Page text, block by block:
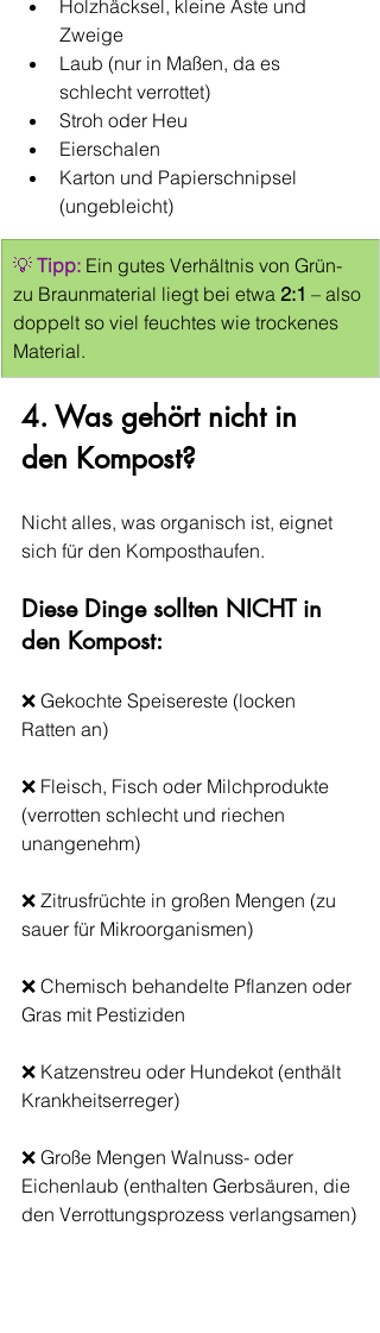
Holzhäcksel, kleine Äste und
Zweige
Laub (nur in Maßen, da es
schlecht verrottet)
Stroh oder Heu
Eierschalen
Karton und Papierschnipsel
(ungebleicht)
💡 Tipp: Ein gutes Verhältnis von Grün-
zu Braunmaterial liegt bei etwa 2:1 – also
doppelt so viel feuchtes wie trockenes
Material.
4. Was gehört nicht in
den Kompost?
Nicht alles, was organisch ist, eignet
sich für den Komposthaufen.
Diese Dinge sollten NICHT in
den Kompost:
❌ Gekochte Speisereste (locken
Ratten an)
❌ Fleisch, Fisch oder Milchprodukte
(verrotten schlecht und riechen
unangenehm)
❌ Zitrusfrüchte in großen Mengen (zu
sauer für Mikroorganismen)
❌ Chemisch behandelte Pflanzen oder
Gras mit Pestiziden
❌ Katzenstreu oder Hundekot (enthält
Krankheitserreger)
❌ Große Mengen Walnuss- oder
Eichenlaub (enthalten Gerbsäuren, die
den Verrottungsprozess verlangsamen)